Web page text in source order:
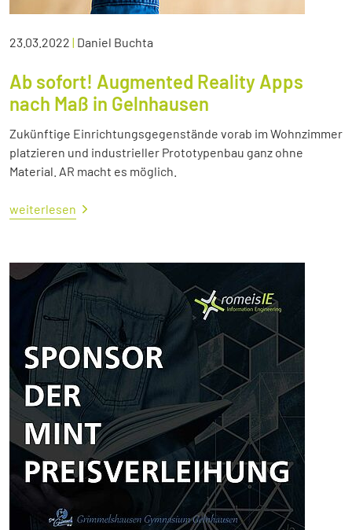
23.03.2022 | Daniel Buchta
Ab sofort! Augmented Reality Apps
nach Maß in Gelnhausen
Zukünftige Einrichtungsgegenstände vorab im Wohnzimmer
platzieren und industrieller Prototypenbau ganz ohne
Material. AR macht es möglich.
weiterlesen